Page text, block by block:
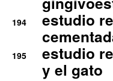
194
estudio
195
estudio
y el gato